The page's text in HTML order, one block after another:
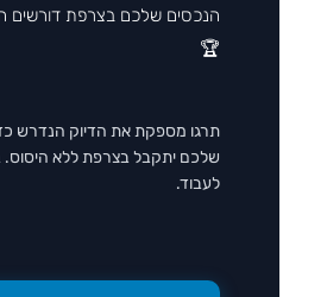
הנכסים שלכם בצרפת דורשים
🏆
תרגו מספקת את הדיוק הנדרש
שלכם יתקבל בצרפת ללא היסוס.
לעבוד.